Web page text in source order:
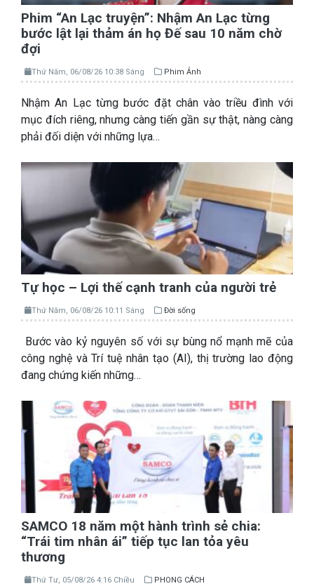
Phim “An Lạc truyện”: Nhậm An Lạc từng
bước lật lại thảm án họ Đế sau 10 năm chờ
đợi
Thứ Năm, 06/08/26 10:38 Sáng Phim Ảnh
Nhậm An Lạc từng bước đặt chân vào triều đình với
mục đích riêng, nhưng càng tiến gần sự thật, nàng càng
phải đối diện với những lựa…
Tự học – Lợi thế cạnh tranh của người trẻ
Thứ Năm, 06/08/26 10:11 Sáng Đời sống
Bước vào kỷ nguyên số với sự bùng nổ mạnh mẽ của
công nghệ và Trí tuệ nhân tạo (AI), thị trường lao động
đang chứng kiến những…
SAMCO 18 năm một hành trình sẻ chia:
“Trái tim nhân ái” tiếp tục lan tỏa yêu
thương
Thứ Tư, 05/08/26 4:16 Chiều PHONG CÁCH